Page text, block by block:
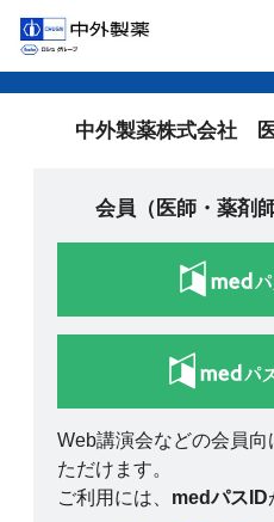
中外製薬株式会社
会員（医師・薬剤
Web講演会などの会員
ただけます。
ご利用には、 medパスID